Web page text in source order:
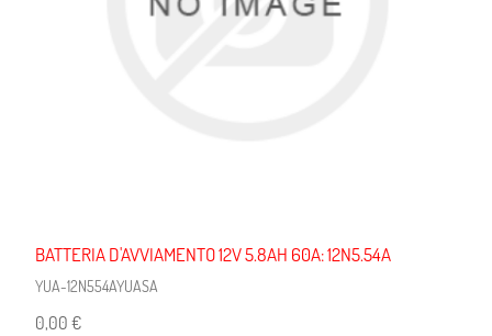
BATTERIA D'AVVIAMENTO 12V 5.8AH 60A: 12N5.54A
YUA-12N554AYUASA
0,00 €